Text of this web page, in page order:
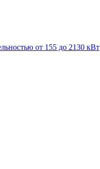
от 155 до 2130 кВт